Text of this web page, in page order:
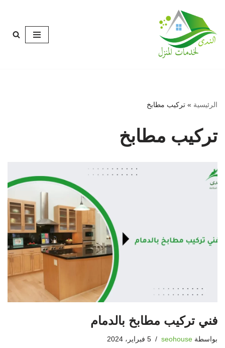
تخطى
إلى
المحتوى
الرئيسية » تركيب مطابخ
تركيب مطابخ
فني تركيب مطابخ بالدمام
بواسطة seohouse 5 فبراير، 2024